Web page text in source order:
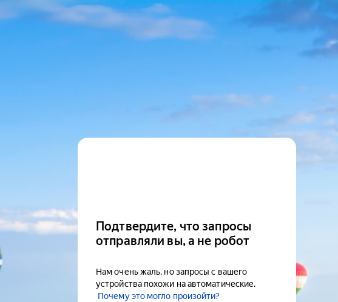
Подтвердите, что запросы
отправляли вы, а не робот
Нам очень жаль, но запросы с вашего
устройства похожи на автоматические.
Почему это могло произойти?